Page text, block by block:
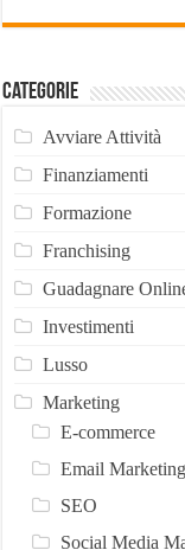
Categorie
Avviare Attività
Finanziamenti
Formazione
Franchising
Guadagnare
Investimenti
Lusso
Marketing
E-commerce
Email Marketing
SEO
Social Media